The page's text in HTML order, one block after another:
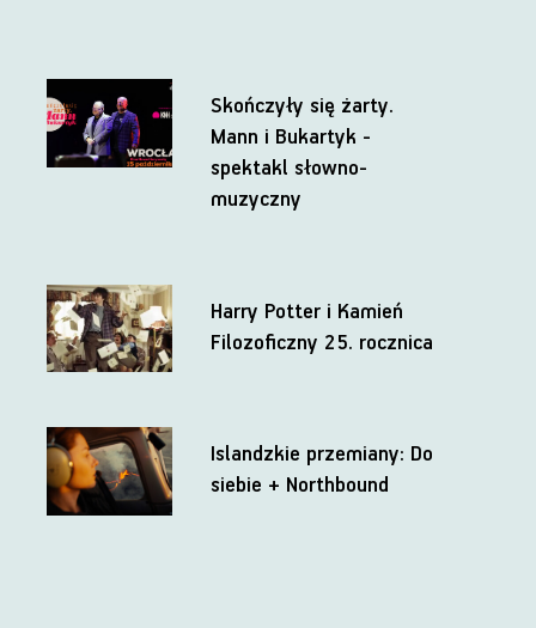
Skończyły się żarty.
Mann i Bukartyk -
spektakl słowno-
muzyczny
Harry Potter i Kamień
Filozoficzny 25. rocznica
Islandzkie przemiany: Do
siebie + Northbound